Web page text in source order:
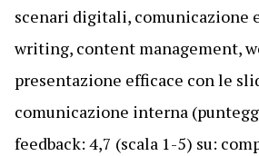
scenari digitali, comunicazione
writing, content management,
presentazione efficace con le
comunicazione interna
feedback: 4,7 (scala 1-5) su: